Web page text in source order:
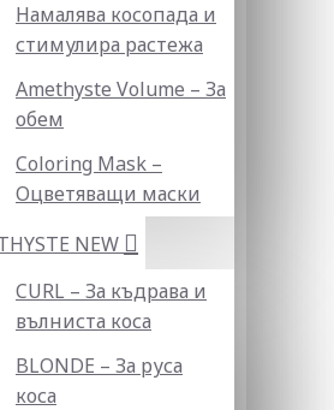
Намалява косопада и
стимулира растежа
Amethyste Volume – За
обем
Coloring Mask –
Оцветяващи маски
NEW
CURL – За къдрава и
вълниста коса
BLONDE – За руса
коса